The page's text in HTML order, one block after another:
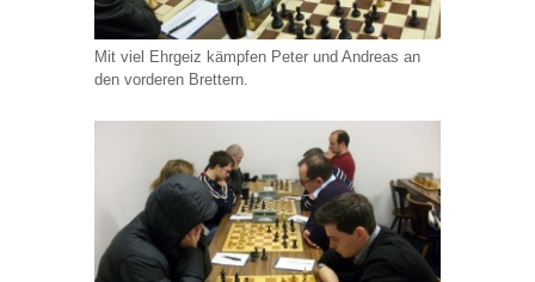
Mit viel Ehrgeiz kämpfen Peter und Andreas an
den vorderen Brettern.